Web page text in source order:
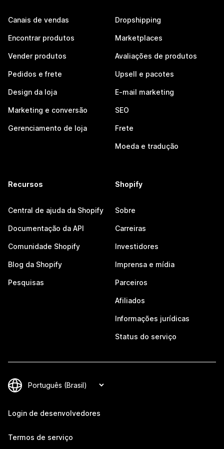
Canais de vendas
Encontrar produtos
Vender produtos
Pedidos e frete
Design da loja
Marketing e conversão
Gerenciamento de loja
Dropshipping
Marketplaces
Avaliações de produtos
Upsell e pacotes
E-mail marketing
SEO
Frete
Moeda e tradução
Recursos
Central de ajuda da Shopify
Documentação da API
Comunidade Shopify
Blog da Shopify
Pesquisas
Shopify
Sobre
Carreiras
Investidores
Imprensa e mídia
Parceiros
Afiliados
Informações jurídicas
Status do serviço
Login de desenvolvedores
Termos de serviço